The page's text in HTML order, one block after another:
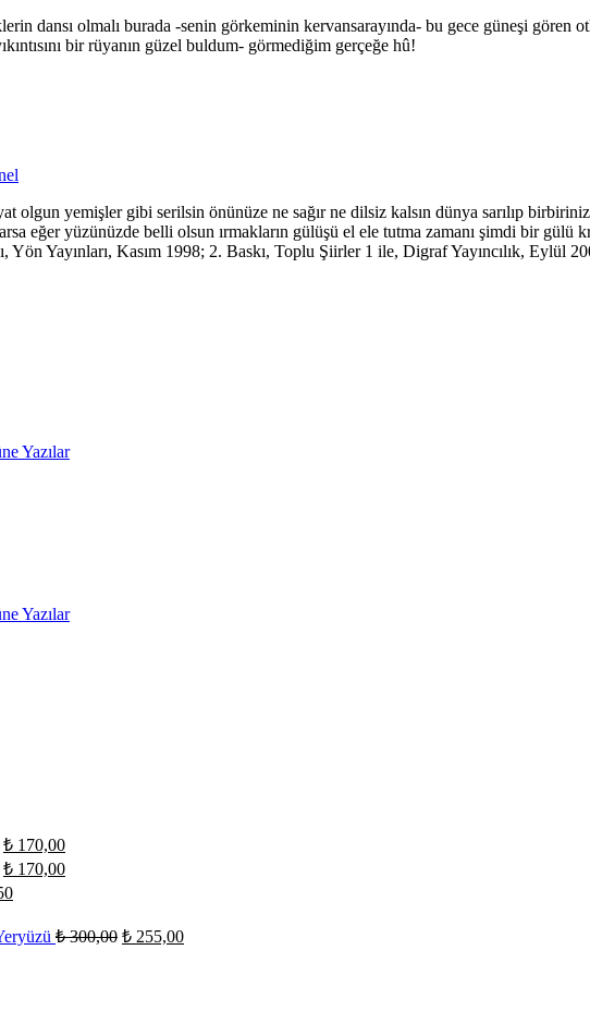
dansı olmalı burada -senin görkeminin kervansarayında- bu gece güneşi
bir rüyanın güzel buldum- görmediğim gerçeğe hû!
olgun yemişler gibi serilsin önünüze ne sağır ne dilsiz kalsın dünya sarılıp
eğer yüzünüzde belli olsun ırmakların gülüşü el ele tutma zamanı şimdi bir
Yön Yayınları, Kasım 1998; 2. Baskı, Toplu Şiirler 1 ile, Digraf Yayıncılık, Eylül
Yazılar
Yazılar
₺ 170,00
₺ 170,00
₺300,00 ₺ 255,00